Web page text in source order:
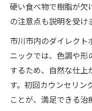
硬い食べ物で樹脂が欠
の注意点も説明を受け
市川市内のダイレクト
ニックでは、色調や形
するため、自然な仕上
す。初回カウンセリン
ことが、満足できる治